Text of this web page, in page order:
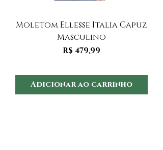
Moletom Ellesse Italia Capuz
Masculino
Preço
R$ 479,99
Adicionar ao carrinho